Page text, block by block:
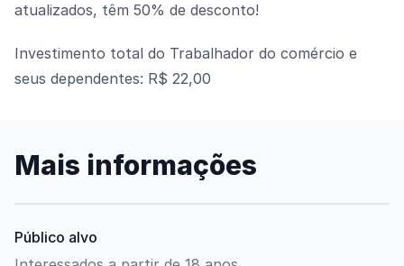
atualizados, têm 50% de desconto!
Investimento total do Trabalhador do comércio e
seus dependentes: R$ 22,00
Mais informações
Público alvo